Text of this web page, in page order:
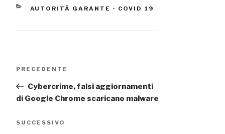
CATEGORIE
AUTORITÀ GARANTE - COVID 19
Articolo
PRECEDENTE
Cybercrime, falsi aggiornamenti
di Google Chrome scaricano malware
Articolo
SUCCESSIVO